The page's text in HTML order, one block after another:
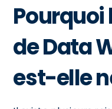
de Data
est-elle